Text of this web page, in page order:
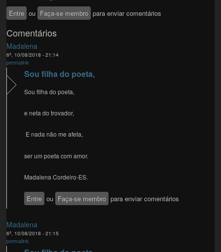
Entre ou Faça-se membro para enviar comentários
Comentários
Madalena
6ª, 10/08/2018 - 21:14
permalink
Sou filha do poeta,
Sou filha do poeta,
e neta do trovador,
E nada não me afeta,
ser um poeta com amor.
Madalena Cordeiro-ES.
Entre ou Faça-se membro para enviar comentários
Madalena
6ª, 10/08/2018 - 21:15
permalink